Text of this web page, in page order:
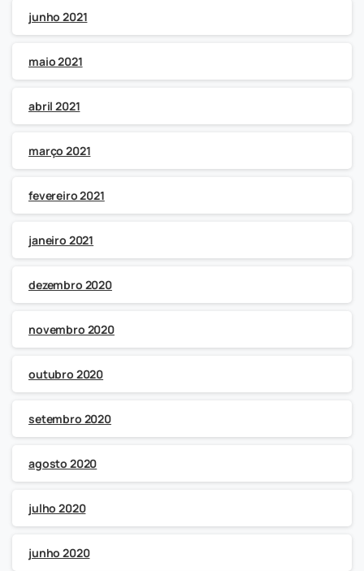
junho 2021
maio 2021
abril 2021
março 2021
fevereiro 2021
janeiro 2021
dezembro 2020
novembro 2020
outubro 2020
setembro 2020
agosto 2020
julho 2020
junho 2020